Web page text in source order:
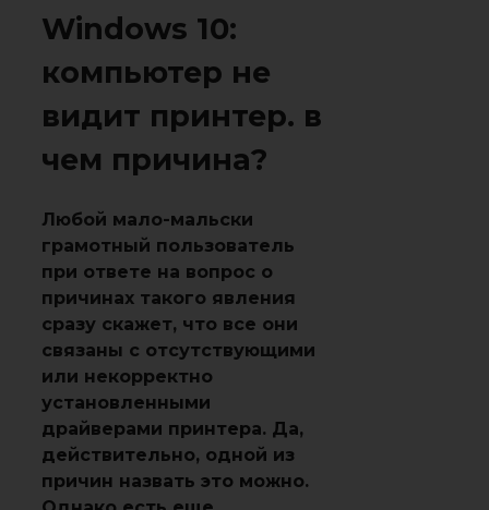
Windows 10:
компьютер не
видит принтер. в
чем причина?
Любой мало-мальски
грамотный пользователь
при ответе на вопрос о
причинах такого явления
сразу скажет, что все они
связаны с отсутствующими
или некорректно
установленными
драйверами принтера. Да,
действительно, одной из
причин назвать это можно.